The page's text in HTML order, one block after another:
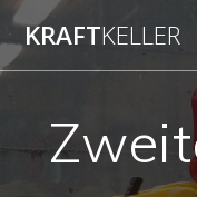
KRAFTKELLER